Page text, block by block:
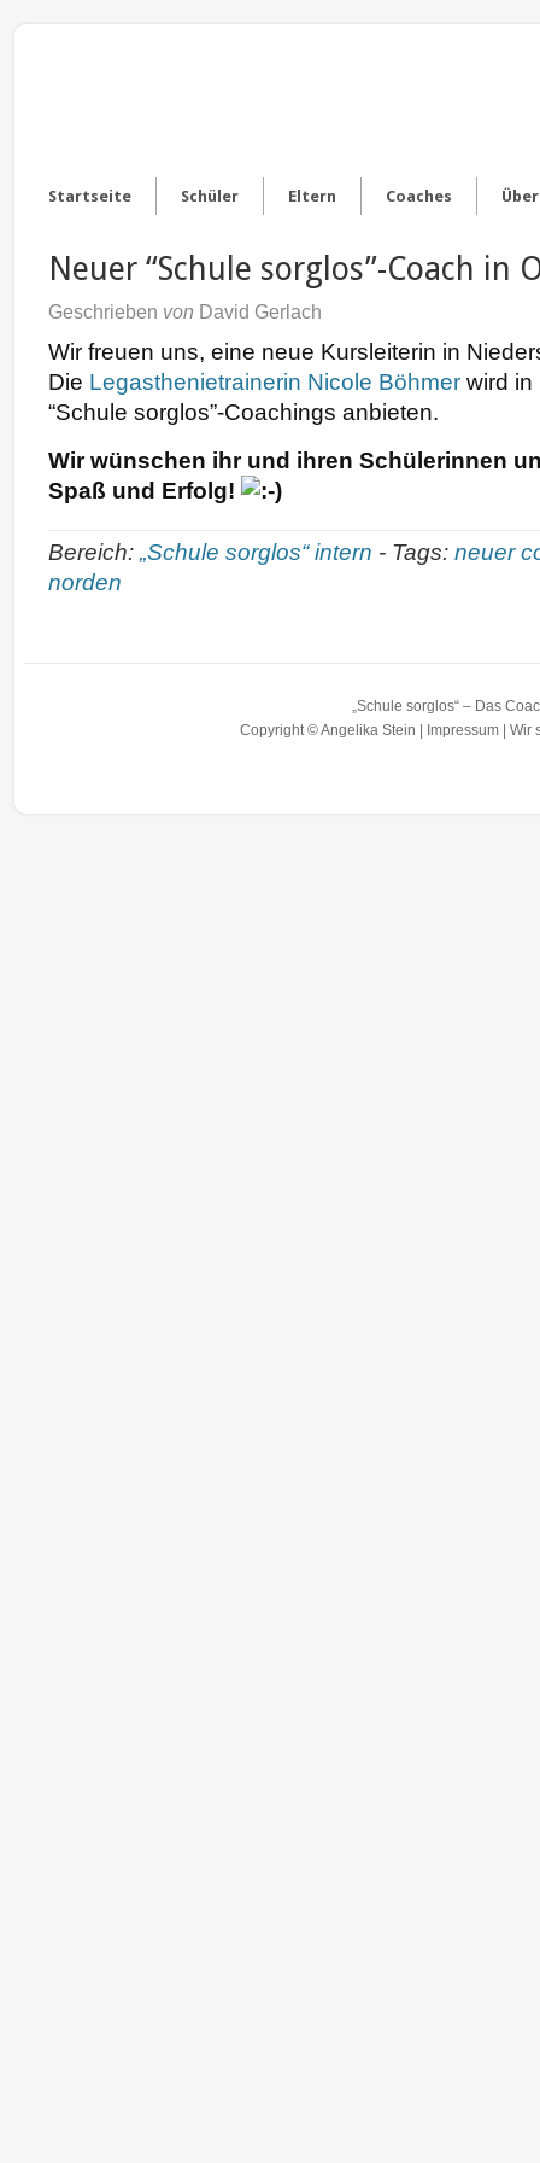
Startseite Schüler Eltern Coaches
Neuer “Schule sorglos”-Coach in
Geschrieben von David Gerlach
Wir freuen uns, eine neue Kursleiterin in
Die Legasthenietrainerin Nicole Böhmer wird in
“Schule sorglos”-Coachings anbieten.
Wir wünschen ihr und ihren Schülerinnen
Spaß und Erfolg!
Bereich: „Schule sorglos“ intern - Tags: neuer
norden
„Schule sorglos“ – Das
Copyright © Angelika Stein |
Impressum| Wir